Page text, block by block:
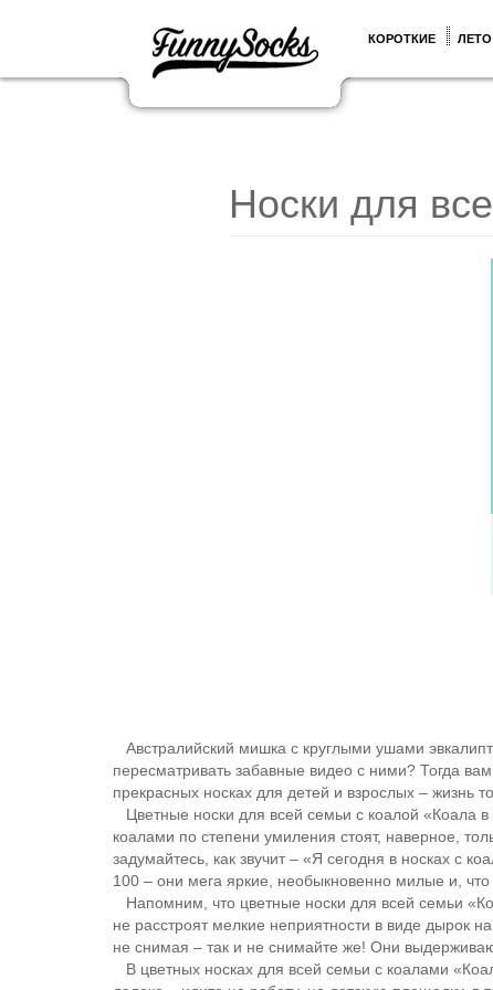
КОРОТКИЕ ЛЕТО
Носки для
Австралийский мишка с круглыми ушами
пересматривать забавные видео с ними? Тогда
прекрасных носках для детей и взрослых – жизнь
Цветные носки для всей семьи с коалой «Коала
коалами по степени умиления стоят, наверное,
задумайтесь, как звучит – «Я сегодня в носках с
100 – они мега яркие, необыкновенно милые и,
Напомним, что цветные носки для всей семьи
не расстроят мелкие неприятности в виде дырок
не снимая – так и не снимайте же! Они
В цветных носках для всей семьи с коалами